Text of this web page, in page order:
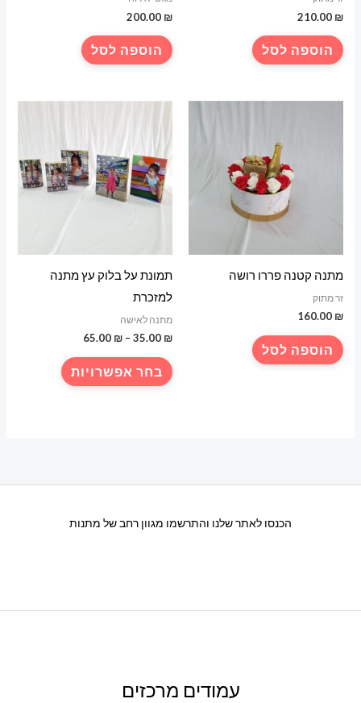
210.00 ₪
הוספה לסל
200.00 ₪
הוספה לסל
מתנה קטנה פררו רושה
זר מתוק
160.00 ₪
הוספה לסל
תמונת על בלוק עץ מתנה
למזכרת
מתנה לאישה
35.00 ₪
–
65.00 ₪
עד
בחר אפשרויות
הכנסו לאתר שלנו והתרשמו מגוון רחב של מתנות
עמודים מרכזים